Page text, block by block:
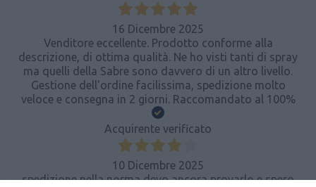
16 Dicembre 2025
Venditore eccellente. Prodotto conforme alla
descrizione, di ottima qualità. Ne ho visti tanti di spray
ma quelli della Sabre sono davvero di un altro livello.
Gestione dell'ordine facilissima, spedizione molto
veloce e consegna in 2 giorni. Raccomandato al 100%
Acquirente verificato
10 Dicembre 2025
spedizione nella norma devo ancora provarlo e spero